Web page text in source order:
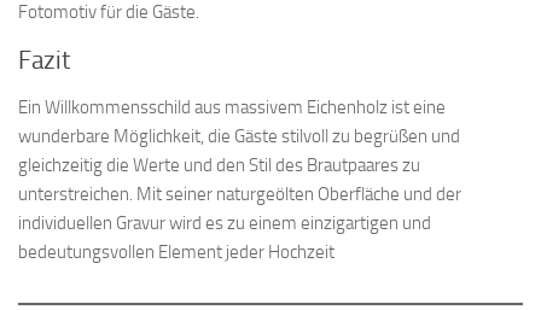
Fotomotiv für die Gäste.
Fazit
Ein Willkommensschild aus massivem Eichenholz ist eine
wunderbare Möglichkeit, die Gäste stilvoll zu begrüßen und
gleichzeitig die Werte und den Stil des Brautpaares zu
unterstreichen. Mit seiner naturgeölten Oberfläche und der
individuellen Gravur wird es zu einem einzigartigen und
bedeutungsvollen Element jeder Hochzeit